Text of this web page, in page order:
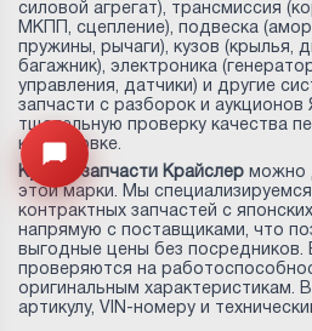
Узнайте цену запчасти ->
Открыть меню
силовой агрегат), трансмиссия
МКПП, сцепление), подвеска
пружины, рычаги), кузов (крылья,
багажник), электроника
управления, датчики) и другие
запчасти с разборок и аукционов
тщательную проверку качества
к установке.
Купить запчасти Крайслер можно
этой марки. Мы
контрактных запчастей с
напрямую с поставщиками, что
выгодные цены без посредников.
проверяются на
оригинальным характеристикам.
артикулу, VIN-номеру и